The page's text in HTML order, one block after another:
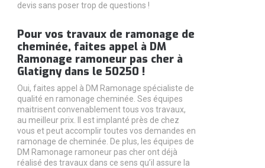
devis sans poser trop de questions !
Pour vos travaux de ramonage de
cheminée, faites appel à DM
Ramonage ramoneur pas cher à
Glatigny dans le 50250 !
Oui, faites appel à DM Ramonage spécialiste de
qualité en ramonage cheminée. Ses équipes
maitrisent convenablement tous vos travaux,
au meilleur prix. Il est implanté près de chez
vous et peut accomplir toutes vos demandes en
ramonage de cheminée. De plus, les équipes de
DM Ramonage ramoneur pas cher ont déjà
réalisé des travaux dans ce sens qu’il assure la